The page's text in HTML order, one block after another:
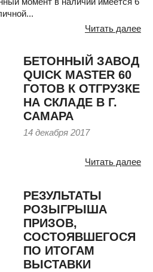
Читать далее
БЕТОННЫЙ ЗАВОД
QUICK MASTER 60
ГОТОВ К ОТГРУЗКЕ
НА СКЛАДЕ В Г.
САМАРА
14 декабря 2017
Читать далее
РЕЗУЛЬТАТЫ
РОЗЫГРЫША
ПРИЗОВ,
СОСТОЯВШЕГОСЯ
ПО ИТОГАМ
ВЫСТАВКИ